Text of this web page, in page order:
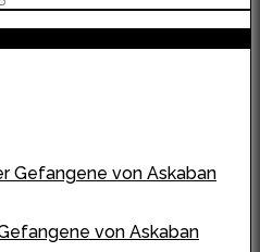
von Askaban